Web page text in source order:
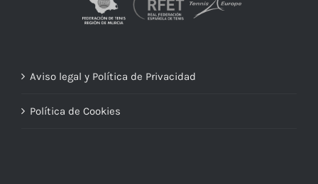
Aviso legal y Política de Privacidad
Política de Cookies